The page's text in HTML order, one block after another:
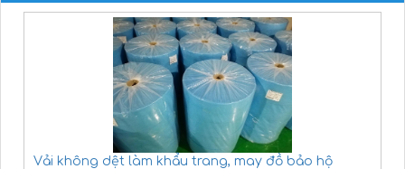
Vải không dệt làm khẩu trang, may đồ bảo hộ